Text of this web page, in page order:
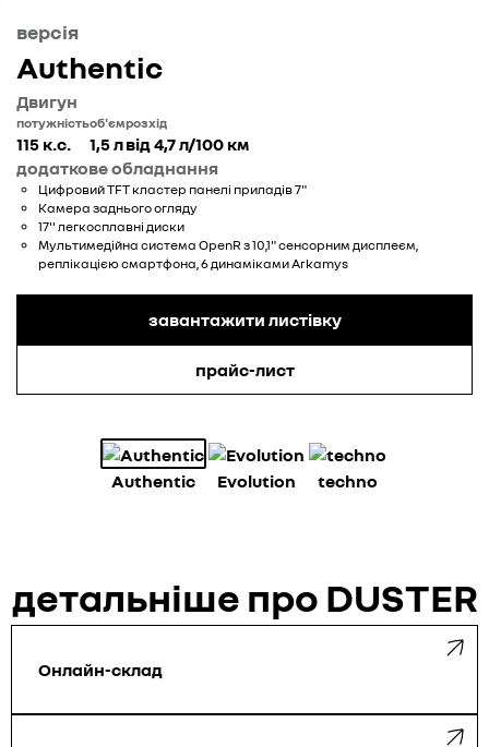
версія
Аuthentic
Двигун
потужність
115 к.с.
об'єм
1,5 л
розхід
від 4,7 л/100 км
додаткове обладнання
Цифровий TFT кластер панелі приладів 7"
Камера заднього огляду
17'' легкосплавні диски
Мультимедійна система OpenR з 10,1" сенсорним дисплеєм,
реплікацією смартфона, 6 динаміками Arkamys
завантажити листівку
прайс-лист
Аuthentic Evolution techno
детальніше про DUSTER
Онлайн-склад